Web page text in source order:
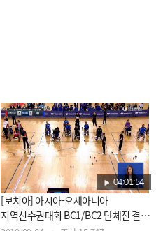
04:01:54
[보치아] 아시아-오세아니아
지역선수권대회 BC1/BC2 단체전 결승